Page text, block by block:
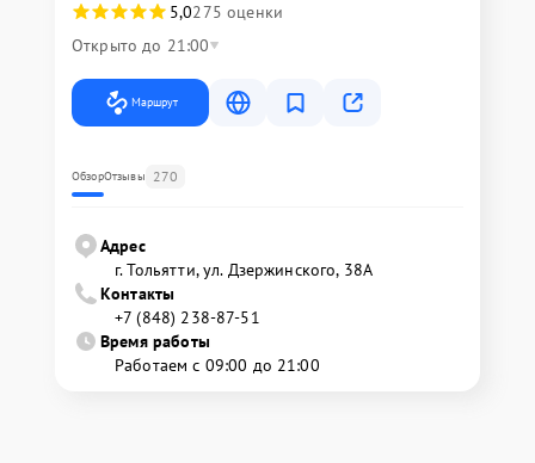
5,0275 оценки
Открыто до 21:00
Маршрут
ОбзорОтзывы 270
Адрес
г. Тольятти, ул. Дзержинского, 38А
Контакты
+7 (848) 238-87-51
Время работы
Работаем с 09:00 до 21:00